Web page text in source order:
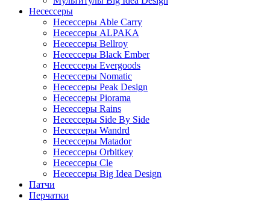
Несессеры
Несессеры Able Carry
Несессеры ALPAKA
Несессеры Bellroy
Несессеры Black Ember
Несессеры Evergoods
Несессеры Nomatic
Несессеры Peak Design
Несессеры Piorama
Несессеры Rains
Несессеры Side By Side
Несессеры Wandrd
Несессеры Matador
Несессеры Orbitkey
Несессеры Cle
Несессеры Big Idea Design
Патчи
Перчатки